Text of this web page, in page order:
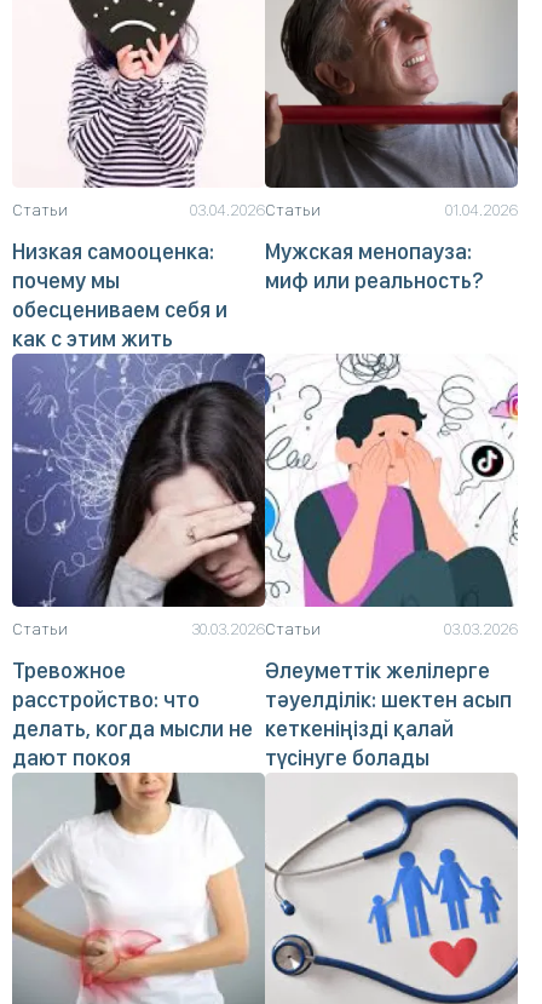
Статьи 03.04.2026
Низкая самооценка:
почему мы
обесцениваем себя и
как с этим жить
Статьи 01.04.2026
Мужская менопауза:
миф или реальность?
Статьи 30.03.2026
Тревожное
расстройство: что
делать, когда мысли не
дают покоя
Статьи 03.03.2026
Әлеуметтік желілерге
тәуелділік: шектен асып
кеткеніңізді қалай
түсінуге болады